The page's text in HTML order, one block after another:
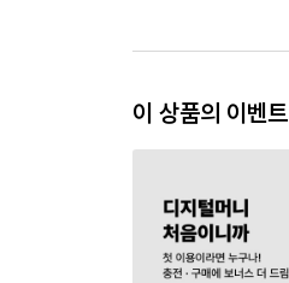
이 상품의 이벤트